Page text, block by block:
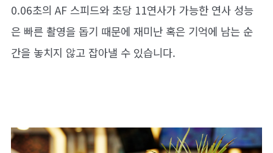
0.06초의 AF 스피드와 초당 11연사가 가능한 연사 성능
은 빠른 촬영을 돕기 때문에 재미난 혹은 기억에 남는 순
간을 놓치지 않고 잡아낼 수 있습니다.